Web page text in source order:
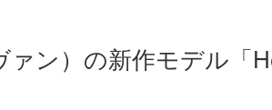
ァン）の新作モデル「